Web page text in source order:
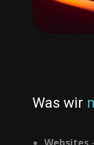
Was wir